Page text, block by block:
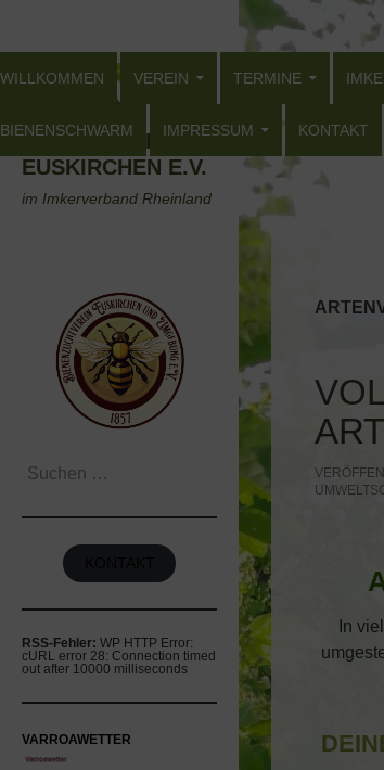
BIENENZUCHTVEREIN
EUSKIRCHEN E.V.
im Imkerverband Rheinland
ZUM INHALT SPRINGEN
WILLKOMMEN
VEREIN TERMINE
BIENENSCHWARM IMPRESSUM KONTAKT
In
Suchen
nach:
RSS-Fehler: WP HTTP Error:
cURL error 28: Connection timed
out after 10000 milliseconds
VARROAWETTER